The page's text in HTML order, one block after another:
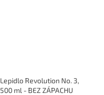
Lepidlo Revolution No. 3,
500 ml - BEZ ZÁPACHU